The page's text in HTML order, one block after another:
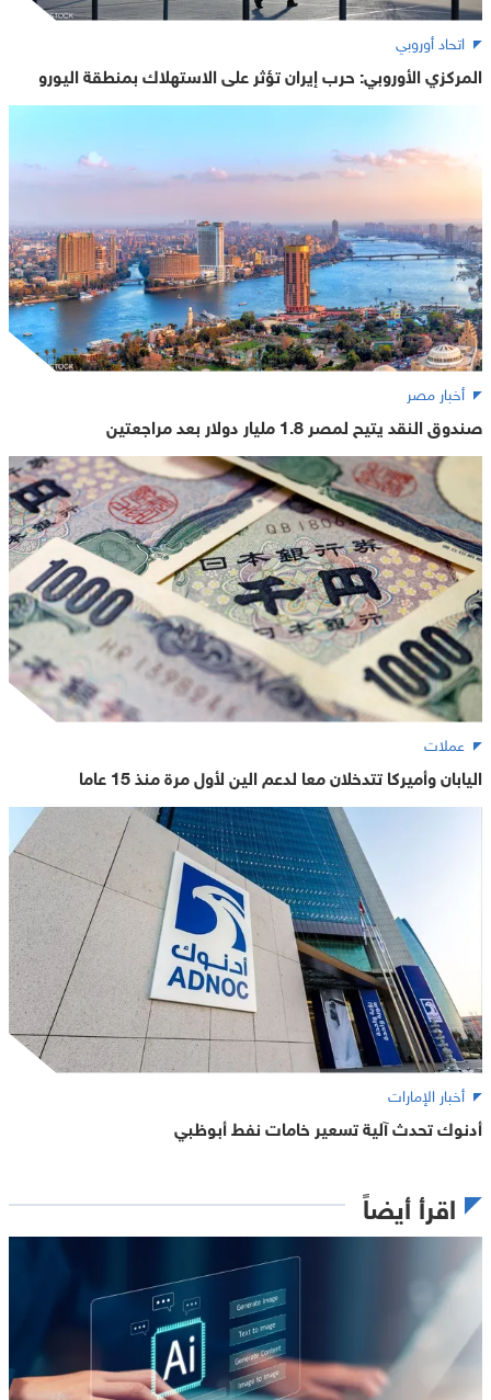
اتحاد أوروبي
المركزي الأوروبي: حرب إيران تؤثر على الاستهلاك بمنطقة اليورو
أخبار مصر
صندوق النقد يتيح لمصر 1.8 مليار دولار بعد مراجعتين
عملات
اليابان وأميركا تتدخلان معا لدعم الين لأول مرة منذ 15 عاما
أخبار الإمارات
أدنوك تحدث آلية تسعير خامات نفط أبوظبي
اقرأ أيضاً